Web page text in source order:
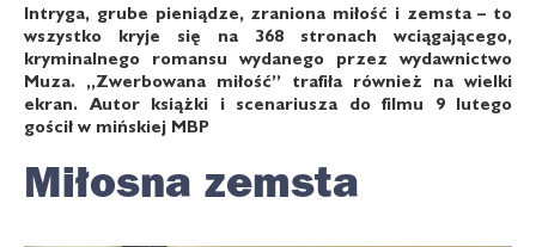
Intryga, grube pieniądze, zraniona miłość i zemsta – to
wszystko kryje się na 368 stronach wciągającego,
kryminalnego romansu wydanego przez wydawnictwo
Muza. „Zwerbowana miłość” trafiła również na wielki
ekran. Autor książki i scenariusza do filmu 9 lutego
gościł w mińskiej MBP
Miłosna zemsta